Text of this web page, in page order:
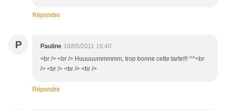
Répondre
P Pauline 10/05/2011 16:40
<br /> <br /> Huuuuummmmm, trop bonne cette tarte!!! ^^<br
/> <br /> <br /> <br />
Répondre